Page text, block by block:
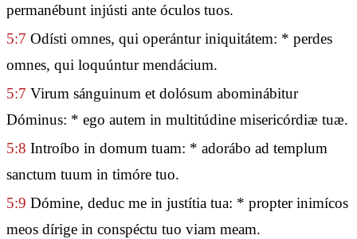
permanébunt injústi ante óculos tuos.
5:7 Odísti omnes, qui operántur iniquitátem: * perdes
omnes, qui loquúntur mendácium.
5:7 Virum sánguinum et dolósum abominábitur
Dóminus: * ego autem in multitúdine misericórdiæ tuæ.
5:8 Introíbo in domum tuam: * adorábo ad templum
sanctum tuum in timóre tuo.
5:9 Dómine, deduc me in justítia tua: * propter inimícos
meos dírige in conspéctu tuo viam meam.